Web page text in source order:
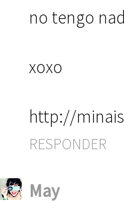
no tengo
xoxo
http://
RESPONDER
May